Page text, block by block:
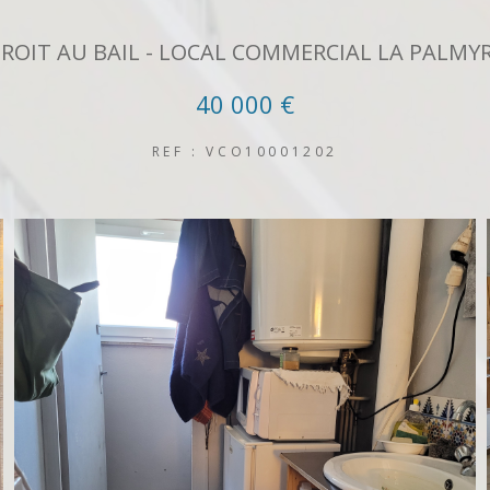
AU BAIL - LOCAL COMMERCIAL LA
40 000 €
REF : VCO10001202